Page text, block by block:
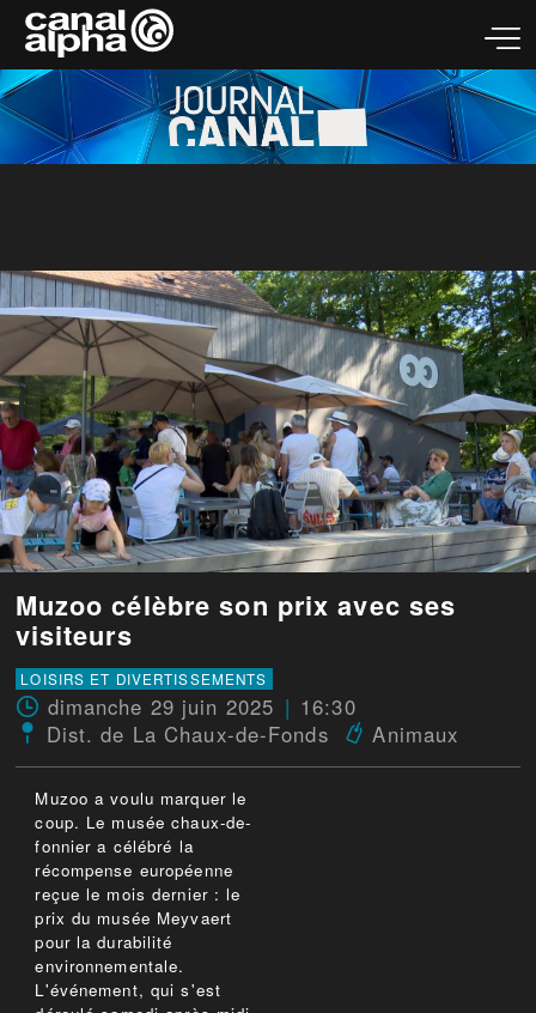
Muzoo célèbre son prix avec ses
visiteurs
LOISIRS ET DIVERTISSEMENTS
dimanche 29 juin 2025
16:30
Dist. de La Chaux-de-Fonds
Animaux
Muzoo a voulu marquer le
coup. Le musée chaux-de-
fonnier a célébré la
récompense européenne
reçue le mois dernier : le
prix du musée Meyvaert
pour la durabilité
environnementale.
L'événement, qui s'est